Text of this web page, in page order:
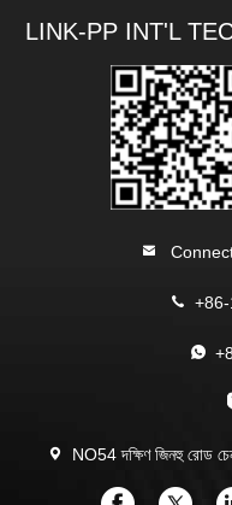
LINK-PP INT'L
NO54 দক্ষিণ জিনহু রোড